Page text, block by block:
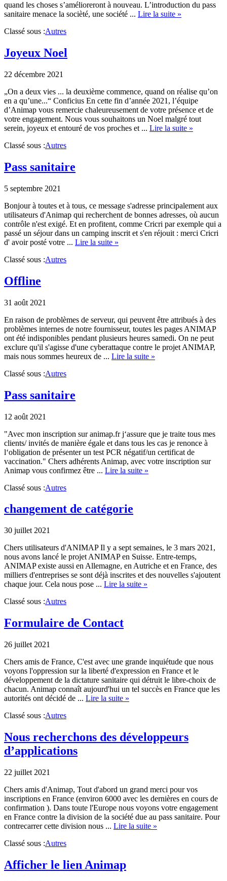
quand les choses s’amélioreront à nouveau. L’introduction du pass
sanitaire menace la socièté, une société ... Lire la suite »
Classé sous :Autres
Joyeux Noel
22 décembre 2021
„On a deux vies ... la deuxième commence, quand on réalise qu’on
en a qu’une...“ Conficius En cette fin d’année 2021, l’équipe
d’Animap vous remercie chaleureusement de votre présence et de
votre engagement. Nous vous souhaitons un Noel malgré tout
serein, joyeux et entouré de vos proches et ... Lire la suite »
Classé sous :Autres
Pass sanitaire
5 septembre 2021
Bonjour à toutes et à tous, ce message s'adresse principalement aux
utilisateurs d'Animap qui recherchent de bonnes adresses, où aucun
contrôle n'est exigé. Et en profitent, comme Cricri par exemple qui a
passé un séjour dans un camping inscrit et s'en réjouit : merci Cricri
d' avoir posté votre ... Lire la suite »
Classé sous :Autres
Offline
31 août 2021
En raison de problèmes de serveur, qui peuvent être attribués à des
problèmes internes de notre fournisseur, toutes les pages ANIMAP
ont été indisponibles pendant plusieurs heures samedi. On ne peut
exclure qu'il s'agisse d'une cyberattaque contre le projet ANIMAP,
mais nous sommes heureux de ... Lire la suite »
Classé sous :Autres
Pass sanitaire
12 août 2021
"Avec mon inscription sur animap.fr j‘assure que je traite tous mes
clients/ invités de manière égale et dans tous les cas je renonce à
l‘obligation de présenter un test PCR négatif/un certificat de
vaccination." Chers adhérents Animap, avec votre inscription sur
Animap vous confirmez être ... Lire la suite »
Classé sous :Autres
changement de catégorie
30 juillet 2021
Chers utilisateurs d'ANIMAP Il y a sept semaines, le 3 mars 2021,
nous avons lancé le projet ANIMAP en Suisse. Entre-temps,
ANIMAP existe aussi en Allemagne, en Autriche et en France, des
milliers d'entreprises se sont déjà inscrites et des nouvelles s'ajoutent
chaque jour. Cela nous pose ... Lire la suite »
Classé sous :Autres
Formulaire de Contact
26 juillet 2021
Chers amis de France, C'est avec une grande inquiétude que nous
voyons l'oppression sur la liberté d'expression en France et le
développement de la dictature sanitaire qui détruit le libre-choix de
chacun. Animap connaît aujourd'hui un tel succès en France que les
autorités ont décidé de ... Lire la suite »
Classé sous :Autres
Nous recherchons des développeurs
d’applications
22 juillet 2021
Chers amis d'Animap, Tout d'abord un grand merci pour vos
inscriptions en France (environ 6000 avec les dernières en cours de
confirmation ). Dans toute l'Europe nous voyons votre engagement
en France contre la division de la société due au pass sanitaire. Pour
contrecarrer cette division nous ... Lire la suite »
Classé sous :Autres
Afficher le lien Animap